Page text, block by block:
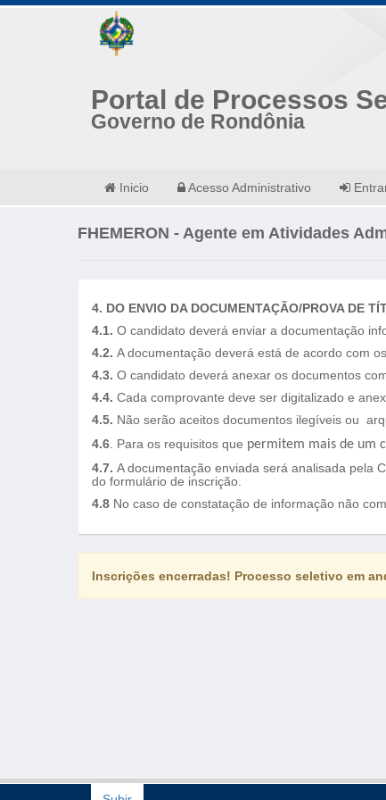
Portal de Processos
Governo de Rondônia
Inicio Acesso Administrativo
FHEMERON - Agente em Atividades
4. DO ENVIO DA DOCUMENTAÇÃO/PROVA DE
4.1. O candidato deverá enviar a documentação
4.2. A documentação deverá está de acordo com
4.3. O candidato deverá anexar os documentos
4.4. Cada comprovante deve ser digitalizado e
4.5. Não serão aceitos documentos ilegíveis ou
4.6 . Para os requisitos que permitem mais de um
4.7. A documentação enviada será analisada pela
do formulário de inscrição.
4.8 No caso de constatação de informação não
Inscrições encerradas! Processo seletivo em